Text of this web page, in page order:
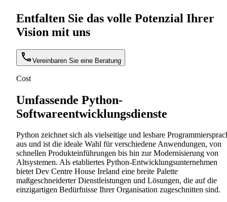
Entfalten Sie das volle Potenzial Ihrer
Vision mit uns
Vereinbaren Sie eine Beratung
Cost
Umfassende Python-
Softwareentwicklungsdienste
Python zeichnet sich als vielseitige und lesbare
aus und ist die ideale Wahl für verschiedene Anwendungen, von
schnellen Produkteinführungen bis hin zur Modernisierung von
Altsystemen. Als etabliertes Python-Entwicklungsunternehmen
bietet Dev Centre House Ireland eine breite Palette
maßgeschneiderter Dienstleistungen und Lösungen, die auf die
einzigartigen Bedürfnisse Ihrer Organisation zugeschnitten sind.